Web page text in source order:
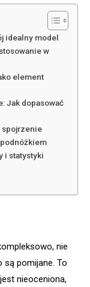
idealny model
w
element
Jak dopasować
spojrzenie
i statystyki
nie
są pomijane. To
nieoceniona,